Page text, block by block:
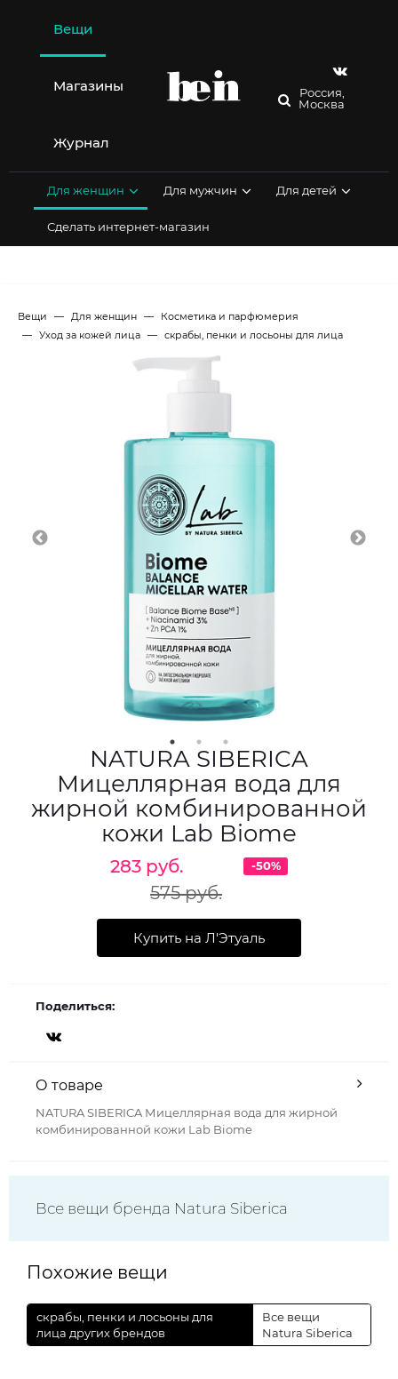
содержимому
Вещи
Магазины
Журнал
Россия,
Москва
Для женщин Для мужчин Для детей
Сделать интернет-магазин
Вещи Для женщин
Косметика и парфюмерия
Уход за кожей лица
скрабы, пенки и лосьоны для лица
NATURA SIBERICA
Мицеллярная вода для
жирной комбинированной
кожи Lab Biome
283 руб.
575 руб.
-50%
Купить на Л'Этуаль
Поделиться:
О товаре
NATURA SIBERICA Мицеллярная вода для жирной
комбинированной кожи Lab Biome
Все вещи бренда Natura Siberica
Похожие вещи
скрабы, пенки и лосьоны для
лица других брендов
Все вещи
Natura Siberica